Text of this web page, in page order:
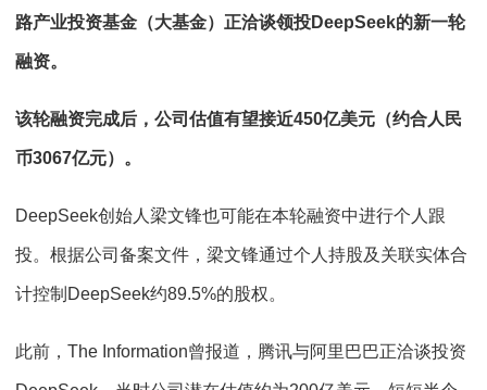
路产业投资基金（大基金）正洽谈领投DeepSeek的新一轮
融资。
该轮融资完成后，公司估值有望接近450亿美元（约合人民
币3067亿元）。
DeepSeek创始人梁文锋也可能在本轮融资中进行个人跟
投。根据公司备案文件，梁文锋通过个人持股及关联实体合
计控制DeepSeek约89.5%的股权。
此前，The Information曾报道，腾讯与阿里巴巴正洽谈投资